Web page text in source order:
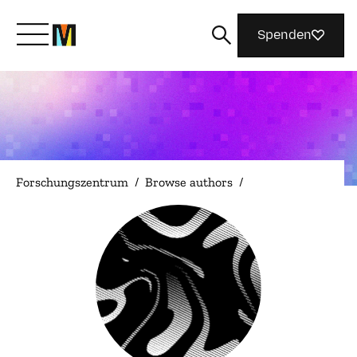
Lernen Sie Mozilla kennen
Was wir tun
Machen Sie mit
Magazin
Spenden
Forschungszentrum / Browse authors /